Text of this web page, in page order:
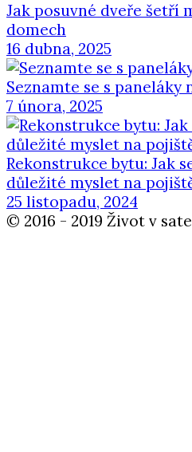
Jak posuvné dveře šetří
domech
16 dubna, 2025
Seznamte se s paneláky
7 února, 2025
Rekonstrukce bytu: Jak
důležité myslet na
25 listopadu, 2024
© 2016 - 2019 Život v